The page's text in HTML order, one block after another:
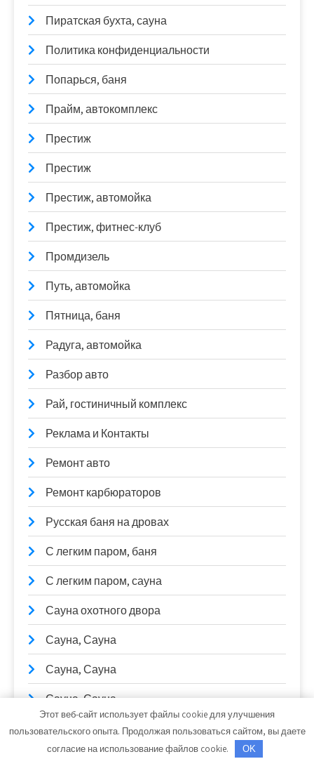
Пиратская бухта, сауна
Политика конфиденциальности
Попарься, баня
Прайм, автокомплекс
Престиж
Престиж
Престиж, автомойка
Престиж, фитнес-клуб
Промдизель
Путь, автомойка
Пятница, баня
Радуга, автомойка
Разбор авто
Рай, гостиничный комплекс
Реклама и Контакты
Ремонт авто
Ремонт карбюраторов
Русская баня на дровах
С легким паром, баня
С легким паром, сауна
Сауна охотного двора
Сауна, Сауна
Сауна, Сауна
Сауна, Сауна
Сварочные работы
СибТракСкан, официальный дистрибьютор
Этот веб-сайт использует файлы cookie для улучшения
пользовательского опыта. Продолжая пользоваться сайтом, вы даете
согласие на использование файлов cookie.
OK